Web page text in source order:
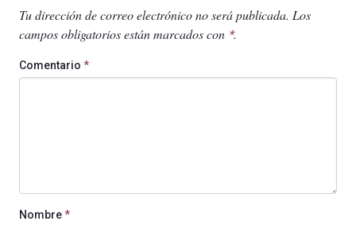
Tu dirección de correo electrónico no será publicada. Los
campos obligatorios están marcados con *.
Comentario *
Nombre*